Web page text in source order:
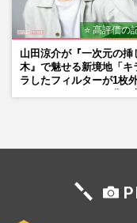
⭐ 高評価の
山田涼介が『一次元の挿
木』で魅せる新境地「キ
ラしたフィルターが1枚